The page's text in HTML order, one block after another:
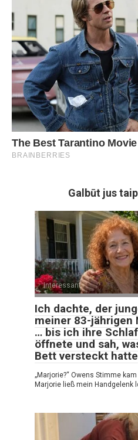
Galbūt jus
Interessant
Ich dachte, der
meiner 83-jährigen
… bis ich ihre
öffnete und sah,
Bett versteckt hatte
„Marjorie?“ Owens Stimme
Marjorie ließ mein Handgelenk